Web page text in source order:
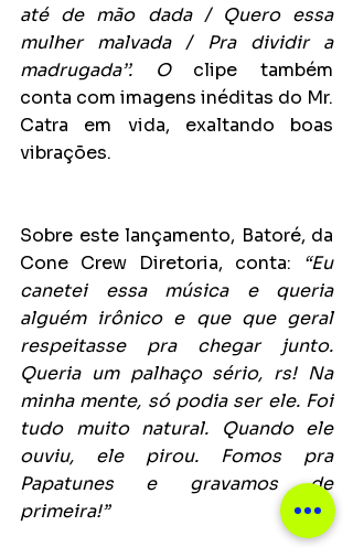
até de mão dada / Quero essa
mulher malvada / Pra dividir a
madrugada’’. O clipe também
conta com imagens inéditas do Mr.
Catra em vida, exaltando boas
vibrações.
Sobre este lançamento, Batoré, da
Cone Crew Diretoria, conta: “Eu
canetei essa música e queria
alguém irônico e que que geral
respeitasse pra chegar junto.
Queria um palhaço sério, rs! Na
minha mente, só podia ser ele. Foi
tudo muito natural. Quando ele
ouviu, ele pirou. Fomos pra
Papatunes e gravamos de
primeira!”